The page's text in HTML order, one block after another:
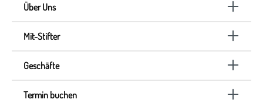
Über Uns
Mit-Stifter
Geschäfte
Termin buchen